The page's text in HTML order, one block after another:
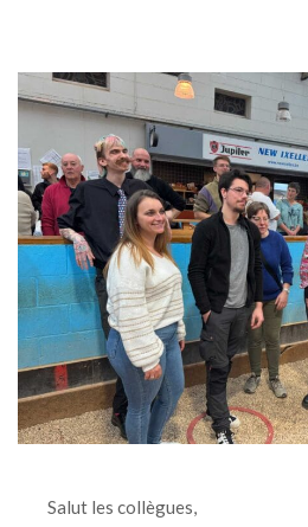
Salut les collègues,